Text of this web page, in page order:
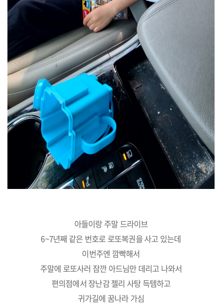
아들이랑 주말 드라이브
6~7년째 같은 번호로 로또복권을 사고 있는데
이번주엔 깜빡해서
주말에 로또사러 잠깐 아드님만 데리고 나와서
편의점에서 장난감 젤리 사탕 득템하고
귀가길에 꿈나라 가심